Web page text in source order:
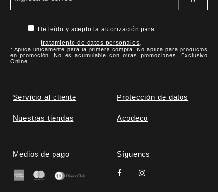
He leído y acepto la autorización para
tratamiento de datos personales.
* Aplica unicamente para la primera compra. No aplica para productos
en promoción. No es acumulable con otras promociones. Exclusivo
Online.
Servicio al cliente Protección de datos
Nuestras tiendas Acodeco
Medios de pago Síguenos